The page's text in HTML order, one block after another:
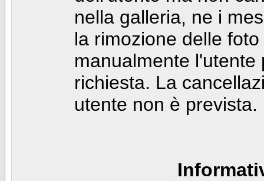
nella galleria, ne i
la rimozione delle
manualmente
richiesta. La
utente non è prevista.